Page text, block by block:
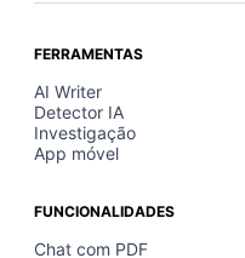
FERRAMENTAS
AI Writer
Detector IA
Investigação
App móvel
FUNCIONALIDADES
Chat com PDF